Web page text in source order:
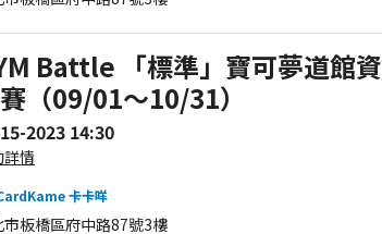
Battle 「標準」寶可夢道館資
（09/01～10/31）
2023 14:30
詳情
卡卡咩
市板橋區府中路87號3樓